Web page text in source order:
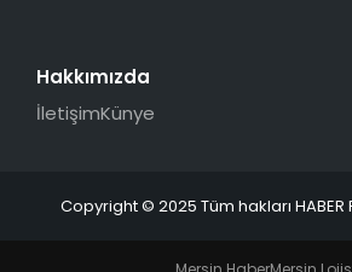
Hakkımızda
İletişimKünye
Copyright © 2025 Tüm hakları HABER